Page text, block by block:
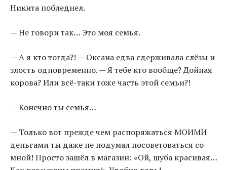
Никита побледнел.
— Не говори так… Это моя семья.
— А я кто тогда?! — Оксана едва сдерживала слёзы и
злость одновременно. — Я тебе кто вообще? Дойная
корова? Или всё-таки тоже часть этой семьи?!
— Конечно ты семья…
— Только вот прежде чем распоряжаться МОИМИ
деньгами ты даже не подумал посоветоваться со
мной! Просто зашёл в магазин: «Ой, шуба красивая…